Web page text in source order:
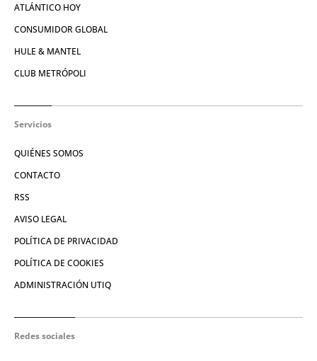
ATLÁNTICO HOY
CONSUMIDOR GLOBAL
HULE & MANTEL
CLUB METRÓPOLI
Servicios
QUIÉNES SOMOS
CONTACTO
RSS
AVISO LEGAL
POLÍTICA DE PRIVACIDAD
POLÍTICA DE COOKIES
ADMINISTRACIÓN UTIQ
Redes sociales